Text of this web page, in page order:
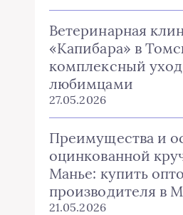
Ветеринарная
«Капибара» в
комплексный
любимцами
27.05.2026
Преимущества и
оцинкованной
Манье: купить
производителя в
21.05.2026